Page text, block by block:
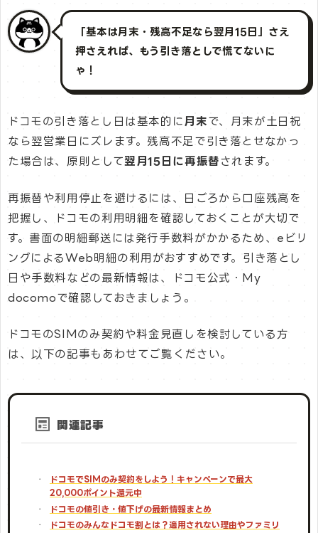
「基本は月末・残高不足なら翌月15日」さえ
押さえれば、もう引き落としで慌てないに
ゃ！
ドコモの引き落とし日は基本的に月末で、月末が土日祝
なら翌営業日にズレます。残高不足で引き落とせなかっ
た場合は、原則として翌月15日に再振替されます。
再振替や利用停止を避けるには、日ごろから口座残高を
把握し、ドコモの利用明細を確認しておくことが大切で
す。書面の明細郵送には発行手数料がかかるため、eビリ
ングによるWeb明細の利用がおすすめです。引き落とし
日や手数料などの最新情報は、ドコモ公式・My
docomoで確認しておきましょう。
ドコモのSIMのみ契約や料金見直しを検討している方
は、以下の記事もあわせてご覧ください。
関連記事
ドコモでSIMのみ契約をしよう！キャンペーンで最大
20,000ポイント還元中
ドコモの値引き・値下げの最新情報まとめ
ドコモのみんなドコモ割とは？適用されない理由やファミリ